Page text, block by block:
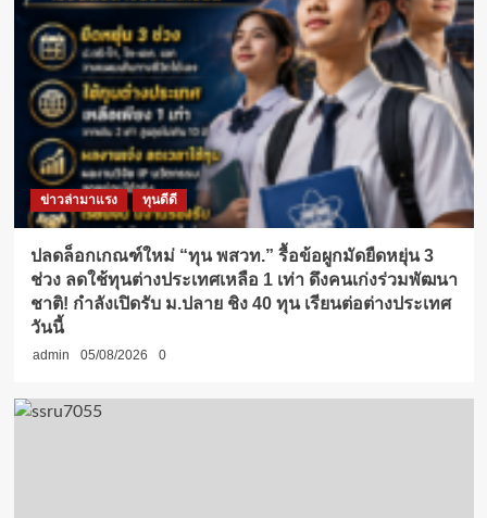
ข่าวล่ามาแรง ทุนดีดี
ปลดล็อกเกณฑ์ใหม่ “ทุน พสวท.” รื้อข้อผูกมัดยืดหยุ่น 3
ช่วง ลดใช้ทุนต่างประเทศเหลือ 1 เท่า ดึงคนเก่งร่วมพัฒนา
ชาติ! กำลังเปิดรับ ม.ปลาย ชิง 40 ทุน เรียนต่อต่างประเทศ
วันนี้
admin 05/08/2026 0